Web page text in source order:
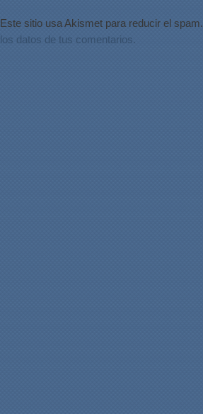
Este sitio usa Akismet para reducir el spam.
los datos de tus comentarios.